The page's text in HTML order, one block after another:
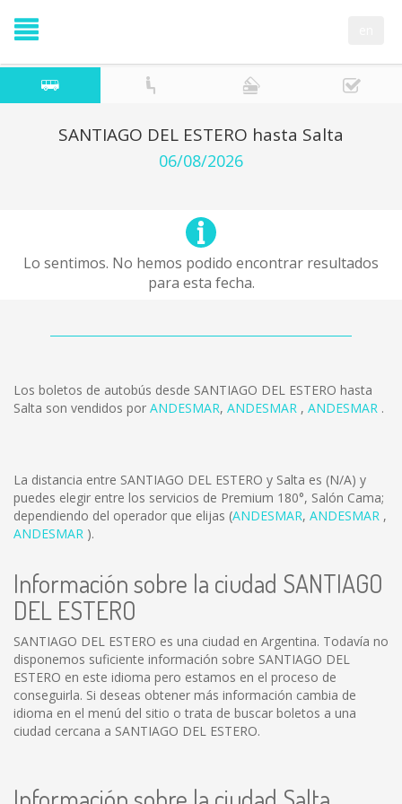
SANTIAGO DEL ESTERO hasta Salta
06/08/2026
Lo sentimos. No hemos podido encontrar resultados
para esta fecha.
Los boletos de autobús desde SANTIAGO DEL ESTERO hasta
Salta son vendidos por ANDESMAR, ANDESMAR , ANDESMAR .
La distancia entre SANTIAGO DEL ESTERO y Salta es (N/A) y
puedes elegir entre los servicios de Premium 180°, Salón Cama;
dependiendo del operador que elijas (ANDESMAR, ANDESMAR ,
ANDESMAR ).
Información sobre la ciudad SANTIAGO
DEL ESTERO
SANTIAGO DEL ESTERO es una ciudad en Argentina. Todavía no
disponemos suficiente información sobre SANTIAGO DEL
ESTERO en este idioma pero estamos en el proceso de
conseguirla. Si deseas obtener más información cambia de
idioma en el menú del sitio o trata de buscar boletos a una
ciudad cercana a SANTIAGO DEL ESTERO.